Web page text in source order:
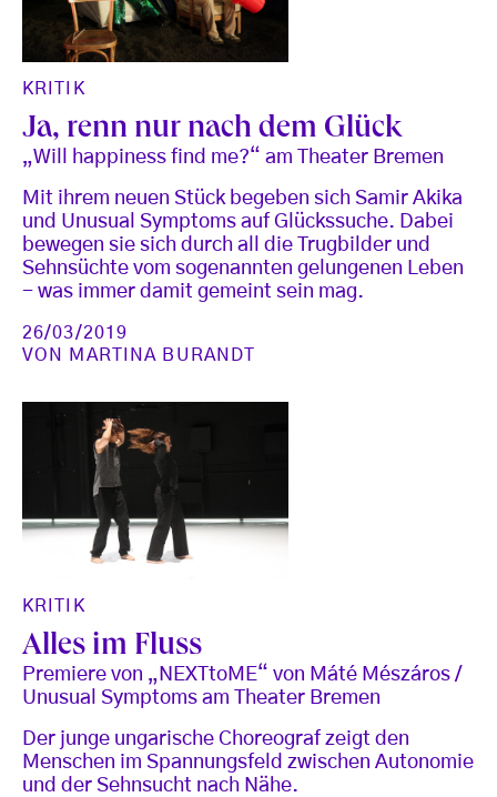
KRITIK
Ja, renn nur nach dem Glück
„Will happiness find me?“ am Theater Bremen
Mit ihrem neuen Stück begeben sich Samir Akika
und Unusual Symptoms auf Glückssuche. Dabei
bewegen sie sich durch all die Trugbilder und
Sehnsüchte vom sogenannten gelungenen Leben
- was immer damit gemeint sein mag.
26/03/2019
VON MARTINA BURANDT
KRITIK
Alles im Fluss
Premiere von „NEXTtoME“ von Máté Mészáros /
Unusual Symptoms am Theater Bremen
Der junge ungarische Choreograf zeigt den
Menschen im Spannungsfeld zwischen Autonomie
und der Sehnsucht nach Nähe.